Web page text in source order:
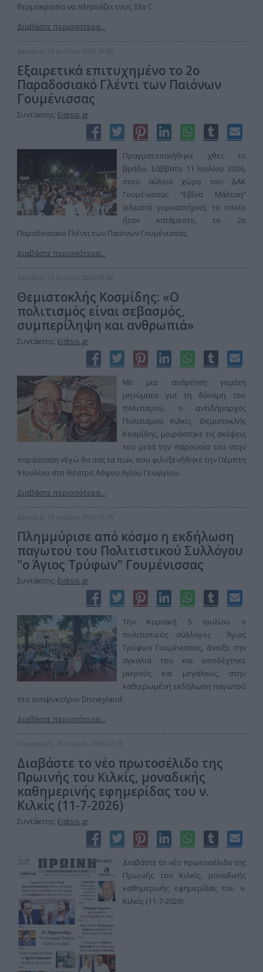
θερμοκρασία να πλησιάζει τους 33ο C.
Διαβάστε περισσότερα...
Δευτέρα, 13 Ιουλίου 2026 10:50
Εξαιρετικά επιτυχημένο το 2ο
Παραδοσιακό Γλέντι των Παιόνων
Γουμένισσας
Συντάκτης: Eidisis.gr
Πραγματοποιήθηκε χθες το
βράδυ, Σάββατο 11 Ιουλίου 2026,
στον αύλειο χώρο του ΔΑΚ
Γουμένισσας “Εβίνα Μάλτση”
(κλειστό γυμναστήριο), το οποίο
ήταν κατάμεστο, το 2ο
Παραδοσιακό Γλέντι των Παιόνων Γουμένισσας.
Διαβάστε περισσότερα...
Δευτέρα, 13 Ιουλίου 2026 09:49
Θεμιστοκλής Κοσμίδης: «Ο
πολιτισμός είναι σεβασμός,
συμπερίληψη και ανθρωπιά»
Συντάκτης: Eidisis.gr
Με μια ανάρτηση γεμάτη
μηνύματα για τη δύναμη του
πολιτισμού, ο αντιδήμαρχος
Πολιτισμού Κιλκίς, Θεμιστοκλής
Κοσμίδης, μοιράστηκε τις σκέψεις
του μετά την παρουσία του στην
παράσταση «Εγώ θα σας τα πω», που φιλοξενήθηκε την Πέμπτη
9 Ιουλίου στο Θέατρο Λόφου Αγίου Γεωργίου.
Διαβάστε περισσότερα...
Δευτέρα, 13 Ιουλίου 2026 09:36
Πλημμύρισε από κόσμο η εκδήλωση
παγωτού του Πολιτιστικού Συλλόγου
"ο Άγιος Τρύφων" Γουμένισσας
Συντάκτης: Eidisis.gr
Την Κυριακή 5 Ιουλίου ο
πολιτιστικός σύλλογος Άγιος
Τρύφων Γουμένισσας, άνοιξε την
αγκαλιά του και υποδέχτηκε
μικρούς και μεγάλους, στην
καθιερωμένη εκδήλωση παγωτού
στο αναψυκτήριο Disneyland.
Διαβάστε περισσότερα...
Παρασκευή, 10 Ιουλίου 2026 22:18
Διαβάστε το νέο πρωτοσέλιδο της
Πρωινής του Κιλκίς, μοναδικής
καθημερινής εφημερίδας του ν.
Κιλκίς (11-7-2026)
Συντάκτης: Eidisis.gr
Διαβάστε το νέο πρωτοσέλιδο της
Πρωινής του Κιλκίς, μοναδικής
καθημερινής εφημερίδας του ν.
Κιλκίς (11-7-2026)